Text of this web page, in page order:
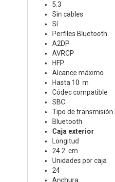
5.3
Sin cables
Sí
Perfiles Bluetooth
A2DP
AVRCP
HFP
Alcance máximo
Hasta 10 m
Códec compatible
SBC
Tipo de transmisión
Bluetooth
Caja exterior
Longitud
24.2 cm
Unidades por caja
24
Anchura